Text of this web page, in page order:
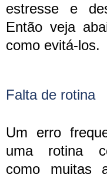
estresse e
Então veja
como evitá-los.
Falta de rotina
Um erro
uma rotina
como muitas